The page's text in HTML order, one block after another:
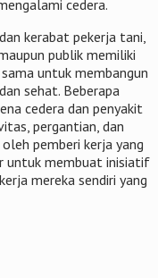
cedera.
kerabat pekerja tani,
publik memiliki
untuk membangun
sehat. Beberapa
cedera dan penyakit
pergantian, dan
pemberi kerja yang
untuk membuat inisiatif
mereka sendiri yang